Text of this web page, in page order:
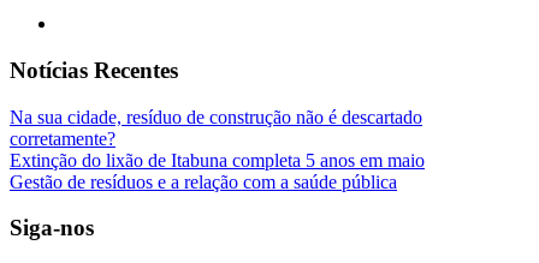
Notícias Recentes
Na sua cidade, resíduo de construção não é descartado
corretamente?
Extinção do lixão de Itabuna completa 5 anos em maio
Gestão de resíduos e a relação com a saúde pública
Siga-nos